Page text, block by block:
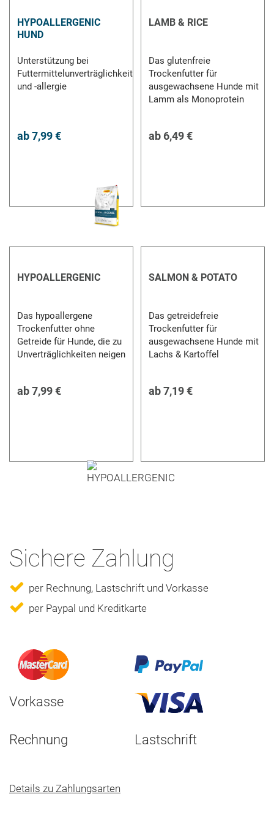
HYPOALLERGENIC
HUND
Unterstützung bei
Futtermittelunverträglichkeit
und -allergie
ab7,99 €
LAMB & RICE
Das glutenfreie
Trockenfutter für
ausgewachsene Hunde mit
Lamm als Monoprotein
ab 6,49 €
HYPOALLERGENIC
Das hypoallergene
Trockenfutter ohne
Getreide für Hunde, die zu
Unverträglichkeiten neigen
ab7,99 €
SALMON & POTATO
Das getreidefreie
Trockenfutter für
ausgewachsene Hunde mit
Lachs & Kartoffel
ab7,19 €
Sichere Zahlung
per Rechnung, Lastschrift und Vorkasse
per Paypal und Kreditkarte
Vorkasse
Rechnung Lastschrift
Details zu Zahlungsarten